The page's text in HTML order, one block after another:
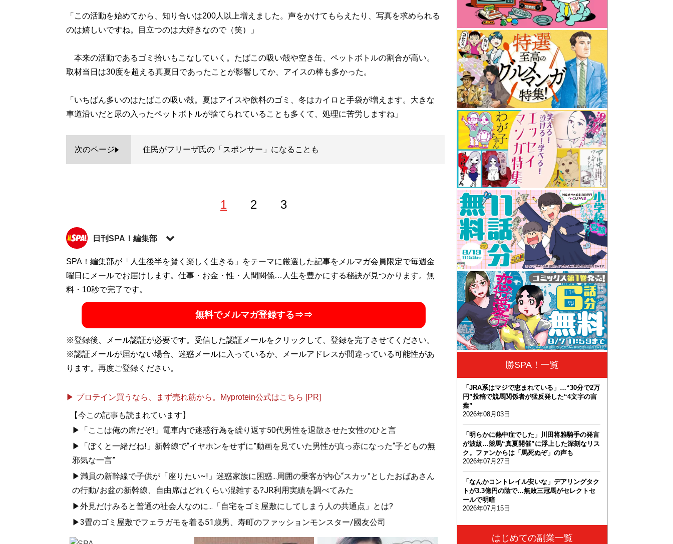
「この活動を始めてから、知り合いは200人以上増えました。声をかけてもらえたり、写真を求められる
のは嬉しいですね。目立つのは大好きなので（笑）」
本来の活動であるゴミ拾いもこなしていく。たばこの吸い殻や空き缶、ペットボトルの割合が高い。
取材当日は30度を超える真夏日であったことが影響してか、アイスの棒も多かった。
「いちばん多いのはたばこの吸い殻。夏はアイスや飲料のゴミ、冬はカイロと手袋が増えます。大きな
車道沿いだと尿の入ったペットボトルが捨てられていることも多くて、処理に苦労しますね」
次のページ 住民がフリーザ氏の「スポンサー」になることも
1 2 3
日刊SPA！編集部
記事一覧へ
SPA！編集部が「人生後半を賢く楽しく生きる」をテーマに厳選した記事をメルマガ会員限定で毎週金
曜日にメールでお届けします。仕事・お金・性・人間関係…人生を豊かにする秘訣が見つかります。無
料・10秒で完了です。
無料でメルマガ登録する⇒⇒
※登録後、メール認証が必要です。受信した認証メールをクリックして、登録を完了させてください。
※認証メールが届かない場合、迷惑メールに入っているか、メールアドレスが間違っている可能性があ
ります。再度ご登録ください。
▶ プロテイン買うなら、まず売れ筋から。Myprotein公式はこちら [PR]
【今この記事も読まれています】
▶「ここは俺の席だぞ!」電車内で迷惑行為を繰り返す50代男性を退散させた女性のひと言
▶「ぼくと一緒だね!」新幹線で“イヤホンをせずに”動画を見ていた男性が真っ赤になった“子どもの無
邪気な一言”
▶満員の新幹線で子供が「座りたい~!」迷惑家族に困惑...周囲の乗客が内心“スカッ”としたおばあさん
の行動/お盆の新幹線、自由席はどれくらい混雑する?JR利用実績を調べてみた
▶外見だけみると普通の社会人なのに...「自宅をゴミ屋敷にしてしまう人の共通点」とは?
▶3畳のゴミ屋敷でフェラガモを着る51歳男、寿町のファッションモンスター/國友公司
勝SPA！一覧
「JRA系はマジで恵まれている」…“30分で2万
円”投稿で競馬関係者が猛反発した“4文字の言
葉”
2026年08月03日
「明らかに熱中症でした」川田将雅騎手の発言
が波紋…競馬“真夏開催”に浮上した深刻なリス
ク。ファンからは「馬死ぬぞ」の声も
2026年07月27日
「なんかコントレイル安いな」デアリングタク
トが3.3億円の陰で…無敗三冠馬がセレクトセ
ールで明暗
2026年07月15日
はじめての副業一覧